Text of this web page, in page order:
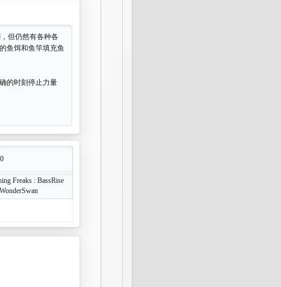
但仍然有各种各
鱼饵和鱼竿填充鱼
的时刻停止力量
Freaks : BassRise